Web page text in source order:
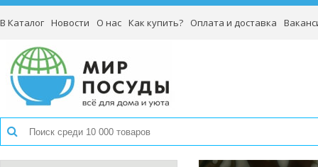
В Каталог Новости О нас Как купить? Оплата и доставка